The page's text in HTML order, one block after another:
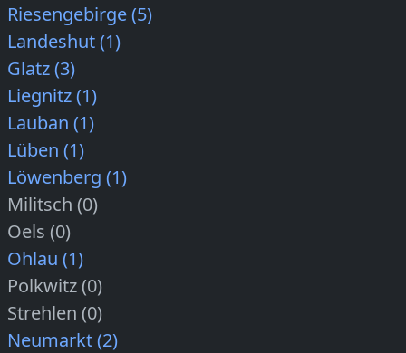
Riesengebirge (5)
Landeshut (1)
Glatz (3)
Liegnitz (1)
Lauban (1)
Lüben (1)
Löwenberg (1)
Militsch (0)
Oels (0)
Ohlau (1)
Polkwitz (0)
Strehlen (0)
Neumarkt (2)